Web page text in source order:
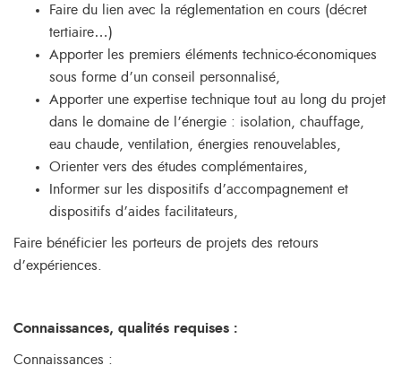
Faire du lien avec la réglementation en cours (décret
tertiaire…)
Apporter les premiers éléments technico-économiques
sous forme d’un conseil personnalisé,
Apporter une expertise technique tout au long du projet
dans le domaine de l’énergie : isolation, chauffage,
eau chaude, ventilation, énergies renouvelables,
Orienter vers des études complémentaires,
Informer sur les dispositifs d’accompagnement et
dispositifs d’aides facilitateurs,
Faire bénéficier les porteurs de projets des retours
d’expériences.
Connaissances, qualités requises :
Connaissances :